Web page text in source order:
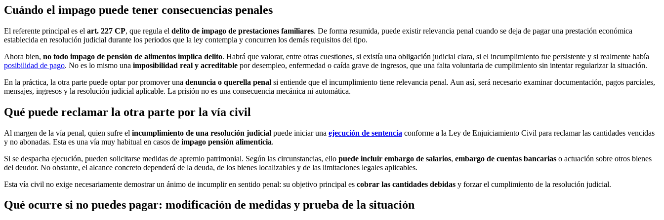
Cuándo el impago puede tener consecuencias penales
El referente principal es el art. 227 CP, que regula el delito de impago de prestaciones familiares. De forma resumida, puede existir relevancia penal cuando se deja de pagar una prestación económica
establecida en resolución judicial durante los periodos que la ley contempla y concurren los demás requisitos del tipo.
Ahora bien, no todo impago de pensión de alimentos implica delito. Habrá que valorar, entre otras cuestiones, si existía una obligación judicial clara, si el incumplimiento fue persistente y si realmente había
posibilidad de pago. No es lo mismo una imposibilidad real y acreditable por desempleo, enfermedad o caída grave de ingresos, que una falta voluntaria de cumplimiento sin intentar regularizar la situación.
En la práctica, la otra parte puede optar por promover una denuncia o querella penal si entiende que el incumplimiento tiene relevancia penal. Aun así, será necesario examinar documentación, pagos parciales,
mensajes, ingresos y la resolución judicial aplicable. La prisión no es una consecuencia mecánica ni automática.
Qué puede reclamar la otra parte por la vía civil
Al margen de la vía penal, quien sufre el incumplimiento de una resolución judicial puede iniciar una ejecución de sentencia conforme a la Ley de Enjuiciamiento Civil para reclamar las cantidades vencidas
y no abonadas. Esta es una vía muy habitual en casos de impago pensión alimenticia.
Si se despacha ejecución, pueden solicitarse medidas de apremio patrimonial. Según las circunstancias, ello puede incluir embargo de salarios, embargo de cuentas bancarias o actuación sobre otros bienes
del deudor. No obstante, el alcance concreto dependerá de la deuda, de los bienes localizables y de las limitaciones legales aplicables.
Esta vía civil no exige necesariamente demostrar un ánimo de incumplir en sentido penal: su objetivo principal es cobrar las cantidades debidas y forzar el cumplimiento de la resolución judicial.
Qué ocurre si no puedes pagar: modificación de medidas y prueba de la situación